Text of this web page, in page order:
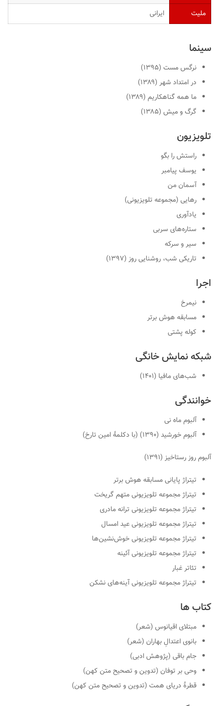
ملیت
ایرانی
سینما
نرگس مست (۱۳۹۵)
در امتداد شهر (۱۳۸۹)
ما همه گناهکاریم (۱۳۸۹)
گرگ و میش (۱۳۸۵)
تلویزیون
راستش را بگو
یوسف پیامبر
آسمان من
رهایی (مجموعه تلویزیونی)
یادآوری
ستاره‌های سربی
سیر و سرکه
تاریکی شب، روشنایی روز (۱۳۹۷)
اجرا
نیمرخ
مسابقه هوش برتر
کوله پشتی
شبکه نمایش خانگی
شب‌های مافیا (۱۴۰۱)
خوانندگی
آلبوم ماه نی
آلبوم خورشید (۱۳۹۰) (با دکلمهٔ امین تارخ)
آلبوم روز رستاخیز (۱۳۹۱)
تیتراژ پایانی مسابقه هوش برتر
تیتراژ مجموعه تلویزیونی متهم گریخت
تیتراژ مجموعه تلویزیونی ترانه مادری
تیتراژ مجموعه تلویزیونی عید امسال
تیتراژ مجموعه تلویزیونی خوش‌نشین‌ها
تیتراژ مجموعه تلویزیونی آئینه
تئاتر غبار
تیتراژ مجموعه تلویزیونی آینه‌های نشکن
کتاب ها
مبتلای اقیانوس (شعر)
بانوی اعتدالِ بهاران (شعر)
جام باقی (پژوهش ادبی)
وحی بر توفان (تدوین و تصحیح متن کهن)
قطرهٔ دریای همت (تدوین و تصحیح متن کهن)